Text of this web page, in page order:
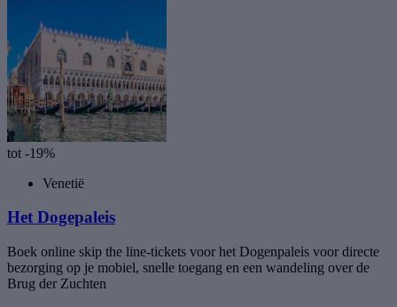
tot -19%
Venetië
Het Dogepaleis
Boek online skip the line-tickets voor het Dogenpaleis voor directe
bezorging op je mobiel, snelle toegang en een wandeling over de
Brug der Zuchten